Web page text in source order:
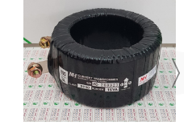
Munhean MT5/5P10/
Munhean MT5/5P10/
Munhean MT5/5P10/